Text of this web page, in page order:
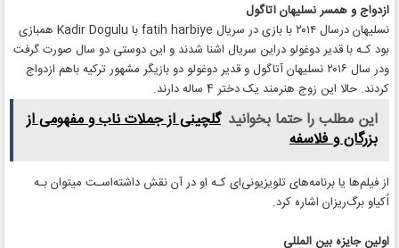
ازدواج و همسر نسلیهان آتاگول
نسلیهان درسال ۲۰۱۴ با بازی در سریال fatih harbiye با Kadir Dogulu همبازی
بود کـه با قدیر دوغولو دراین سریال اشنا شدند و این دوستی دو سال صورت گرفت
ودر سال ۲۰۱۶ نسلیهان آتاگول و قدیر دوغولو دو بازیگر مشهور ترکیه باهم ازدواج
کردند. حالا این زوج هنرمند یک دختر 4 ساله دارند.
این مطلب را حتما بخوانید گلچینی از جملات ناب و مفهومی از
بزرگان و فلاسفه
از فیلم‌ها یا برنامه‌های تلویزیونی‌ای کـه او در آن نقش داشته‌اسـت میتوان بـه
اُکیاو برگ‌ریزان اشاره کرد.
اولین جایزه بین المللی